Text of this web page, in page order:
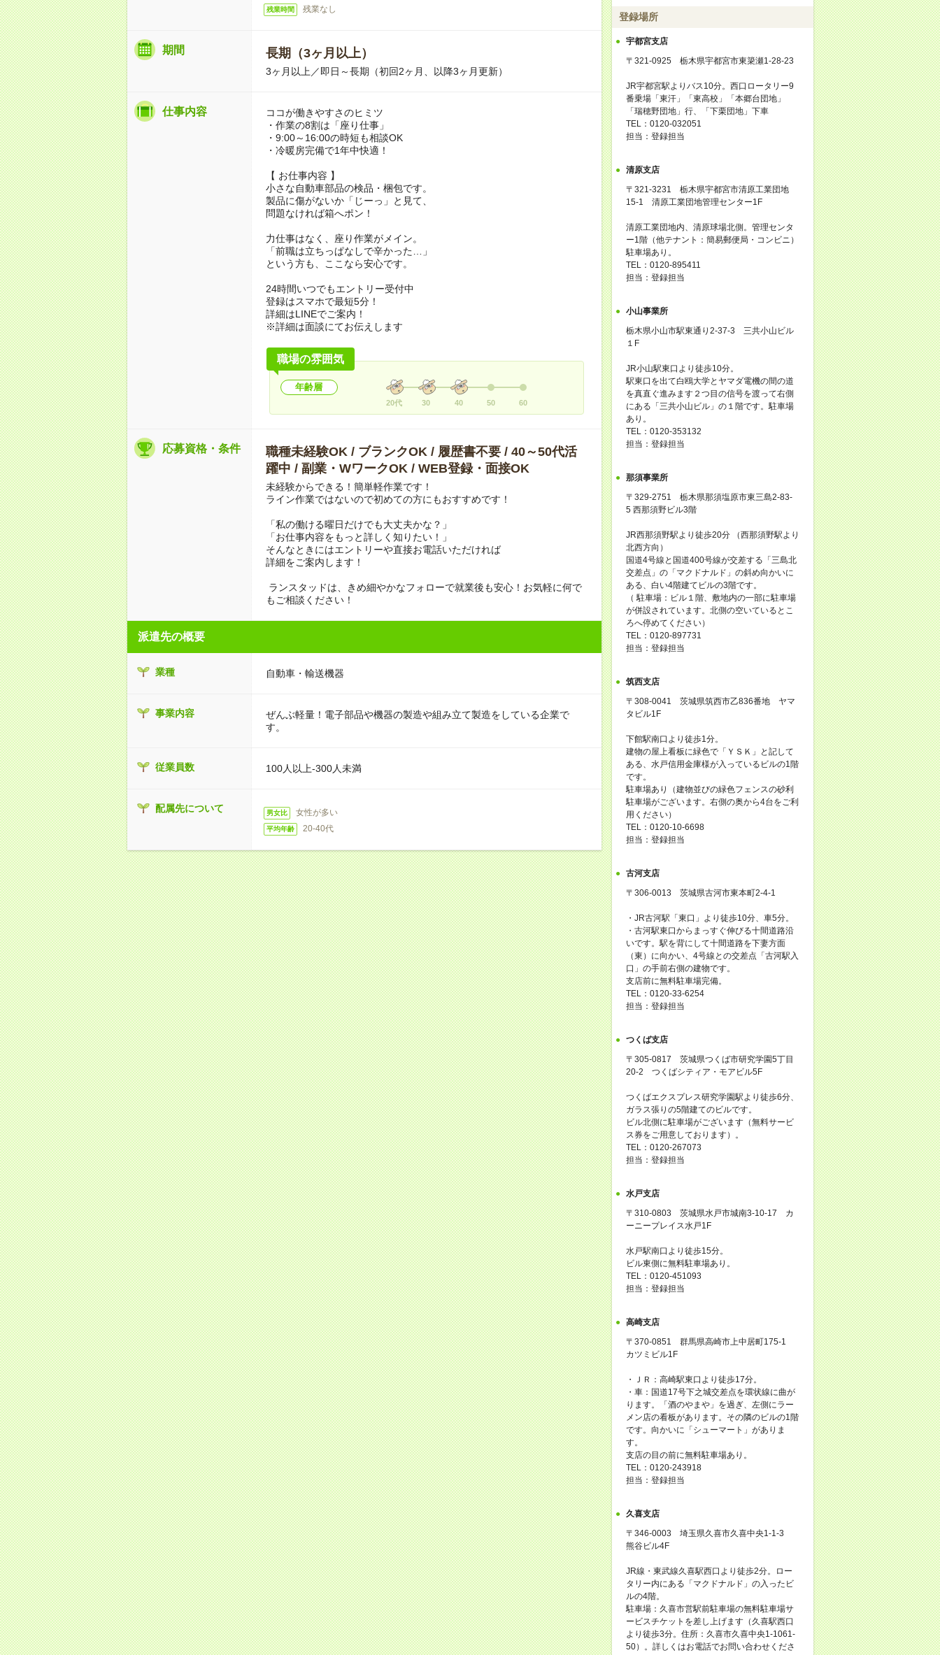
残業時間 残業なし
期間 長期（3ヶ月以上）
3ヶ月以上／即日～長期（初回2ヶ月、以降3ヶ月更新）
仕事内容
ココが働きやすさのヒミツ
・作業の8割は「座り仕事」
・9:00～16:00の時短も相談OK
・冷暖房完備で1年中快適！
【 お仕事内容 】
小さな自動車部品の検品・梱包です。
製品に傷がないか「じーっ」と見て、
問題なければ箱へポン！
力仕事はなく、座り作業がメイン。
「前職は立ちっぱなしで辛かった…」
という方も、ここなら安心です。
24時間いつでもエントリー受付中
登録はスマホで最短5分！
詳細はLINEでご案内！
※詳細は面談にてお伝えします
職場の雰囲気
年齢層
20代 30 40 50 60
応募資格・条件
職種未経験OK / ブランクOK / 履歴書不要 / 40～50代活
躍中 / 副業・WワークOK / WEB登録・面接OK
未経験からできる！簡単軽作業です！
ライン作業ではないので初めての方にもおすすめです！
「私の働ける曜日だけでも大丈夫かな？」
「お仕事内容をもっと詳しく知りたい！」
そんなときにはエントリーや直接お電話いただければ
詳細をご案内します！
ランスタッドは、きめ細やかなフォローで就業後も安心！お気軽に何で
もご相談ください！
派遣先の概要
業種 自動車・輸送機器
事業内容
ぜんぶ軽量！電子部品や機器の製造や組み立て製造をしている企業で
す。
従業員数 100人以上‐300人未満
配属先について 男女比 女性が多い
平均年齢 20-40代
登録場所
宇都宮支店
〒321-0925 栃木県宇都宮市東簗瀬1-28-23
JR宇都宮駅よりバス10分。西口ロータリー9
番乗場「東汗」「東高校」「本郷台団地」
「瑞穂野団地」行、「下栗団地」下車
TEL：0120-032051
担当：登録担当
清原支店
〒321-3231 栃木県宇都宮市清原工業団地
15-1 清原工業団地管理センター1F
清原工業団地内、清原球場北側。管理センタ
ー1階（他テナント：簡易郵便局・コンビニ）
駐車場あり。
TEL：0120-895411
担当：登録担当
小山事業所
栃木県小山市駅東通り2-37-3 三共小山ビル
１F
JR小山駅東口より徒歩10分。
駅東口を出て白鴎大学とヤマダ電機の間の道
を真直ぐ進みます２つ目の信号を渡って右側
にある「三共小山ビル」の１階です。駐車場
あり。
TEL：0120-353132
担当：登録担当
那須事業所
〒329-2751 栃木県那須塩原市東三島2-83-
5 西那須野ビル3階
JR西那須野駅より徒歩20分 （西那須野駅より
北西方向）
国道4号線と国道400号線が交差する「三島北
交差点」の「マクドナルド」の斜め向かいに
ある、白い4階建てビルの3階です。
（ 駐車場：ビル１階、敷地内の一部に駐車場
が併設されています。北側の空いているとこ
ろへ停めてください）
TEL：0120-897731
担当：登録担当
筑西支店
〒308-0041 茨城県筑西市乙836番地 ヤマ
タビル1F
下館駅南口より徒歩1分。
建物の屋上看板に緑色で「ＹＳＫ」と記して
ある、水戸信用金庫様が入っているビルの1階
です。
駐車場あり（建物並びの緑色フェンスの砂利
駐車場がございます。右側の奥から4台をご利
用ください）
TEL：0120-10-6698
担当：登録担当
古河支店
〒306-0013 茨城県古河市東本町2-4-1
・JR古河駅「東口」より徒歩10分、車5分。
・古河駅東口からまっすぐ伸びる十間道路沿
いです。駅を背にして十間道路を下妻方面
（東）に向かい、4号線との交差点「古河駅入
口」の手前右側の建物です。
支店前に無料駐車場完備。
TEL：0120-33-6254
担当：登録担当
つくば支店
〒305-0817 茨城県つくば市研究学園5丁目
20-2 つくばシティア・モアビル5F
つくばエクスプレス研究学園駅より徒歩6分、
ガラス張りの5階建てのビルです。
ビル北側に駐車場がございます（無料サービ
ス券をご用意しております）。
TEL：0120-267073
担当：登録担当
水戸支店
〒310-0803 茨城県水戸市城南3-10-17 カ
ーニープレイス水戸1F
水戸駅南口より徒歩15分。
ビル東側に無料駐車場あり。
TEL：0120-451093
担当：登録担当
高崎支店
〒370-0851 群馬県高崎市上中居町175-1
カツミビル1F
・ＪＲ：高崎駅東口より徒歩17分。
・車：国道17号下之城交差点を環状線に曲が
ります。「酒のやまや」を過ぎ、左側にラー
メン店の看板があります。その隣のビルの1階
です。向かいに「シューマート」がありま
す。
支店の目の前に無料駐車場あり。
TEL：0120-243918
担当：登録担当
久喜支店
〒346-0003 埼玉県久喜市久喜中央1-1-3
熊谷ビル4F
JR線・東武線久喜駅西口より徒歩2分。ロー
タリー内にある「マクドナルド」の入ったビ
ルの4階。
駐車場：久喜市営駅前駐車場の無料駐車場サ
ービスチケットを差し上げます（久喜駅西口
より徒歩3分。住所：久喜市久喜中央1-1061-
50）。詳しくはお電話でお問い合わせくださ